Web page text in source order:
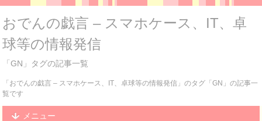
おでんの戯言 – スマホケース、IT、卓
球等の情報発信
「GN」タグの記事一覧
「おでんの戯言 – スマホケース、IT、卓球等の情報発信」のタグ「GN」の記事一
覧です
メニュー